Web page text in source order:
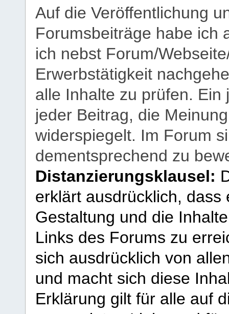
Auf die Veröffentlichung
Forumsbeiträge habe ich
ich nebst Forum/
Erwerbstätigkeit
alle Inhalte zu prüfen.
jeder Beitrag, die
widerspiegelt. Im Forum
dementsprechend zu
Distanzierungsklausel:
erklärt ausdrücklich,
Gestaltung und die
Links des Forums zu
sich ausdrücklich von
und macht sich diese
Erklärung gilt für alle auf